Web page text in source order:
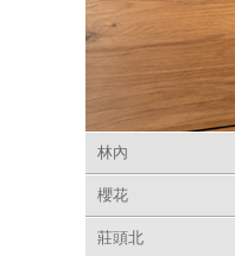
林內
櫻花
莊頭北